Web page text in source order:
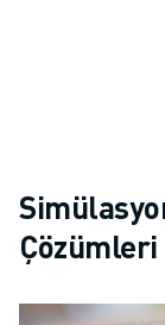
Çözümleri